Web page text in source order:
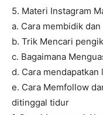
5. Materi Instagram
a. Cara membidik
b. Trik Mencari
c. Bagaimana
d. Cara
e. Cara Memfollow
ditinggal tidur